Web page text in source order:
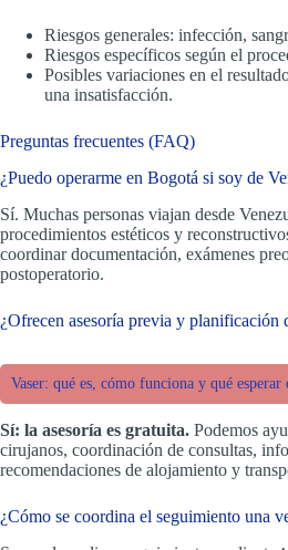
Riesgos generales: infección,
Riesgos específicos según el
Posibles variaciones en el
una insatisfacción.
Preguntas frecuentes (FAQ)
¿Puedo operarme en Bogotá si soy de
Sí. Muchas personas viajan desde
procedimientos estéticos y
coordinar documentación, exámenes
postoperatorio.
¿Ofrecen asesoría previa y planificación
Vaser: qué es, cómo funciona y qué
Sí: la asesoría es gratuita. Podemos
cirujanos, coordinación de consultas,
recomendaciones de alojamiento y
¿Cómo se coordina el seguimiento una